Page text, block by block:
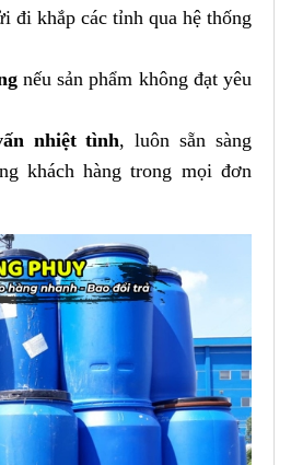
đi khắp các tỉnh qua hệ thống
nếu sản phẩm không đạt yêu
nhiệt tình, luôn sẵn sàng
khách hàng trong mọi đơn